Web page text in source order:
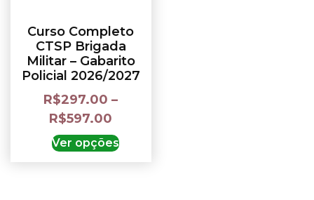
Curso Completo
CTSP Brigada
Militar – Gabarito
Policial 2026/2027
R$297.00 –
R$597.00
Ver opções